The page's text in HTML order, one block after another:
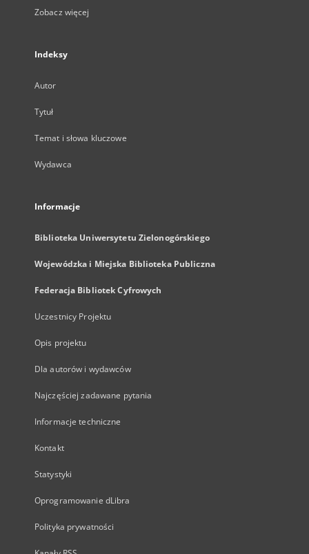
Zobacz więcej
Indeksy
Autor
Tytuł
Temat i słowa kluczowe
Wydawca
Informacje
Biblioteka Uniwersytetu Zielonogórskiego
Wojewódzka i Miejska Biblioteka Publiczna
Federacja Bibliotek Cyfrowych
Uczestnicy Projektu
Opis projektu
Dla autorów i wydawców
Najczęściej zadawane pytania
Informacje techniczne
Kontakt
Statystyki
Oprogramowanie dLibra
Polityka prywatności